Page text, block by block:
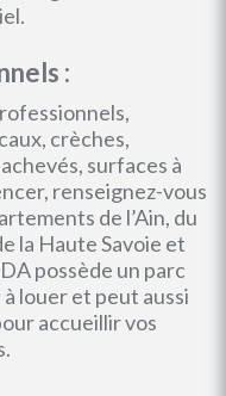
:
crèches,
surfaces à
renseignez-vous
de l’Ain, du
la Haute Savoie et
possède un parc
louer et peut aussi
accueillir vos